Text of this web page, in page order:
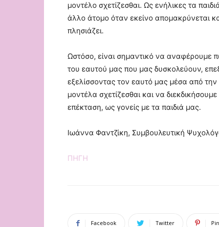
μοντέλο σχετίζεσθαι. Ως ενήλικες τα
άλλο άτομο όταν εκείνο απομακρύνεται
πλησιάζει.
Ωστόσο, είναι σημαντικό να αναφέρουμε
του εαυτού μας που μας δυσκολεύουν,
εξελίσσοντας τον εαυτό μας μέσα από
μοντέλα σχετίζεσθαι και να
επέκταση, ως γονείς με τα παιδιά μας.
Ιωάννα Φαντζίκη, Συμβουλευτική
ΠΗΓΗ
Facebook Twitter